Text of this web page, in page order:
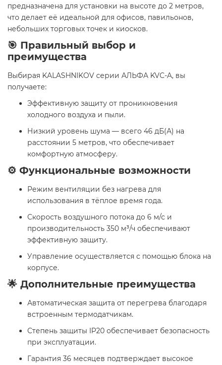
предназначена для установки на высоте до 2 метров,
что делает её идеальной для офисов, павильонов,
небольших торговых точек и киосков.
🎯 Правильный выбор и
преимущества
Выбирая KALASHNIKOV серии АЛЬФА KVC-A, вы
получаете:
Эффективную защиту от проникновения
холодного воздуха и пыли.
Низкий уровень шума — всего 46 дБ(А) на
расстоянии 5 метров, что обеспечивает
комфортную атмосферу.
⚙️ Функциональные возможности
Режим вентиляции без нагрева для
использования в тёплое время года.
Скорость воздушного потока до 6 м/с и
производительность 350 м³/ч обеспечивают
эффективную защиту.
Управление осуществляется с помощью блока на
корпусе.
🌟 Дополнительные преимущества
Автоматическая защита от перегрева благодаря
встроенным термодатчикам.
Степень защиты IP20 обеспечивает безопасность
при эксплуатации.
Гарантия 36 месяцев подтверждает высокое